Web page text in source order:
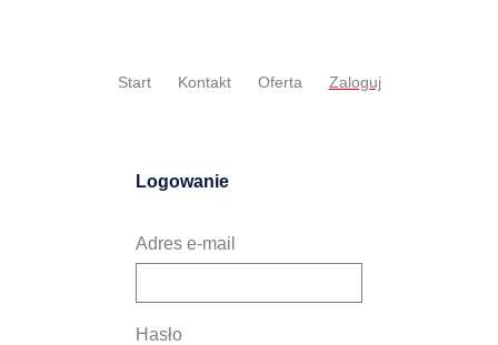
Start Kontakt Oferta Zaloguj
Logowanie
Adres e-mail
Hasło